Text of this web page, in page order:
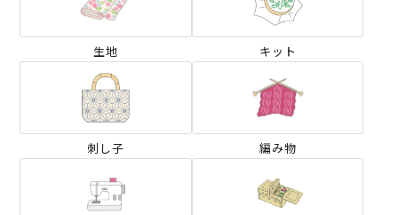
生地 キット
刺し子 編み物